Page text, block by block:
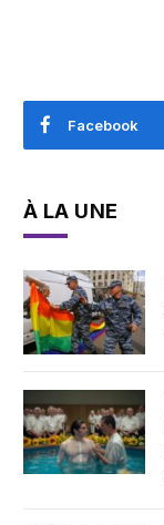
Facebook
À LA UNE